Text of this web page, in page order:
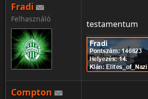
Fradi
Felhasználó testamentum
Compton